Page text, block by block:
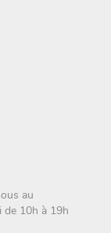
au
de 10h à 19h